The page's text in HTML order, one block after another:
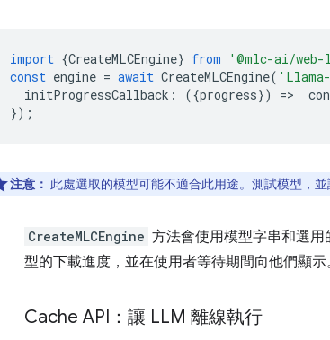
import {CreateMLCEngine} from '@mlc-ai/
const engine = await CreateMLCEngine(
initProgressCallback : ({progress}) =>
});
注意： 此處選取的模型可能不適合此用途。測試模型，並
CreateMLCEngine 方法會使用模型字串和選
型的下載進度，並在使用者等待期間向他們顯示
Cache API：讓 LLM 離線執行